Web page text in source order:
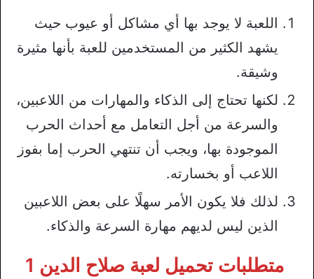
اللعبة لا يوجد بها أي مشاكل أو عيوب حيث
يشهد الكثير من المستخدمين للعبة بأنها مثيرة
وشيقة.
لكنها تحتاج إلى الذكاء والمهارات من اللاعبين،
والسرعة من أجل التعامل مع أحداث الحرب
الموجودة بها، ويجب أن تنتهي الحرب إما بفوز
اللاعب أو بخسارته.
لذلك فلا يكون الأمر سهلًا على بعض اللاعبين
الذين ليس لديهم مهارة السرعة والذكاء.
متطلبات تحميل لعبة صلاح الدين 1